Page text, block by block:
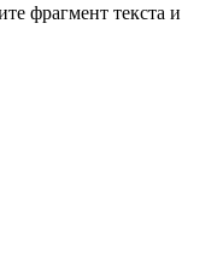
фрагмент текста и